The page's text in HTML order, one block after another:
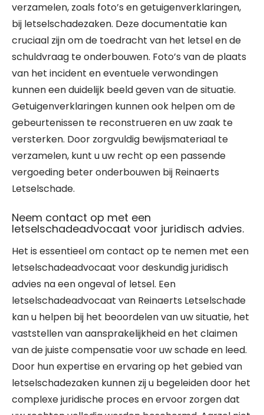
verzamelen, zoals foto’s en getuigenverklaringen,
bij letselschadezaken. Deze documentatie kan
cruciaal zijn om de toedracht van het letsel en de
schuldvraag te onderbouwen. Foto’s van de plaats
van het incident en eventuele verwondingen
kunnen een duidelijk beeld geven van de situatie.
Getuigenverklaringen kunnen ook helpen om de
gebeurtenissen te reconstrueren en uw zaak te
versterken. Door zorgvuldig bewijsmateriaal te
verzamelen, kunt u uw recht op een passende
vergoeding beter onderbouwen bij Reinaerts
Letselschade.
Neem contact op met een
letselschadeadvocaat voor juridisch advies.
Het is essentieel om contact op te nemen met een
letselschadeadvocaat voor deskundig juridisch
advies na een ongeval of letsel. Een
letselschadeadvocaat van Reinaerts Letselschade
kan u helpen bij het beoordelen van uw situatie, het
vaststellen van aansprakelijkheid en het claimen
van de juiste compensatie voor uw schade en leed.
Door hun expertise en ervaring op het gebied van
letselschadezaken kunnen zij u begeleiden door het
complexe juridische proces en ervoor zorgen dat